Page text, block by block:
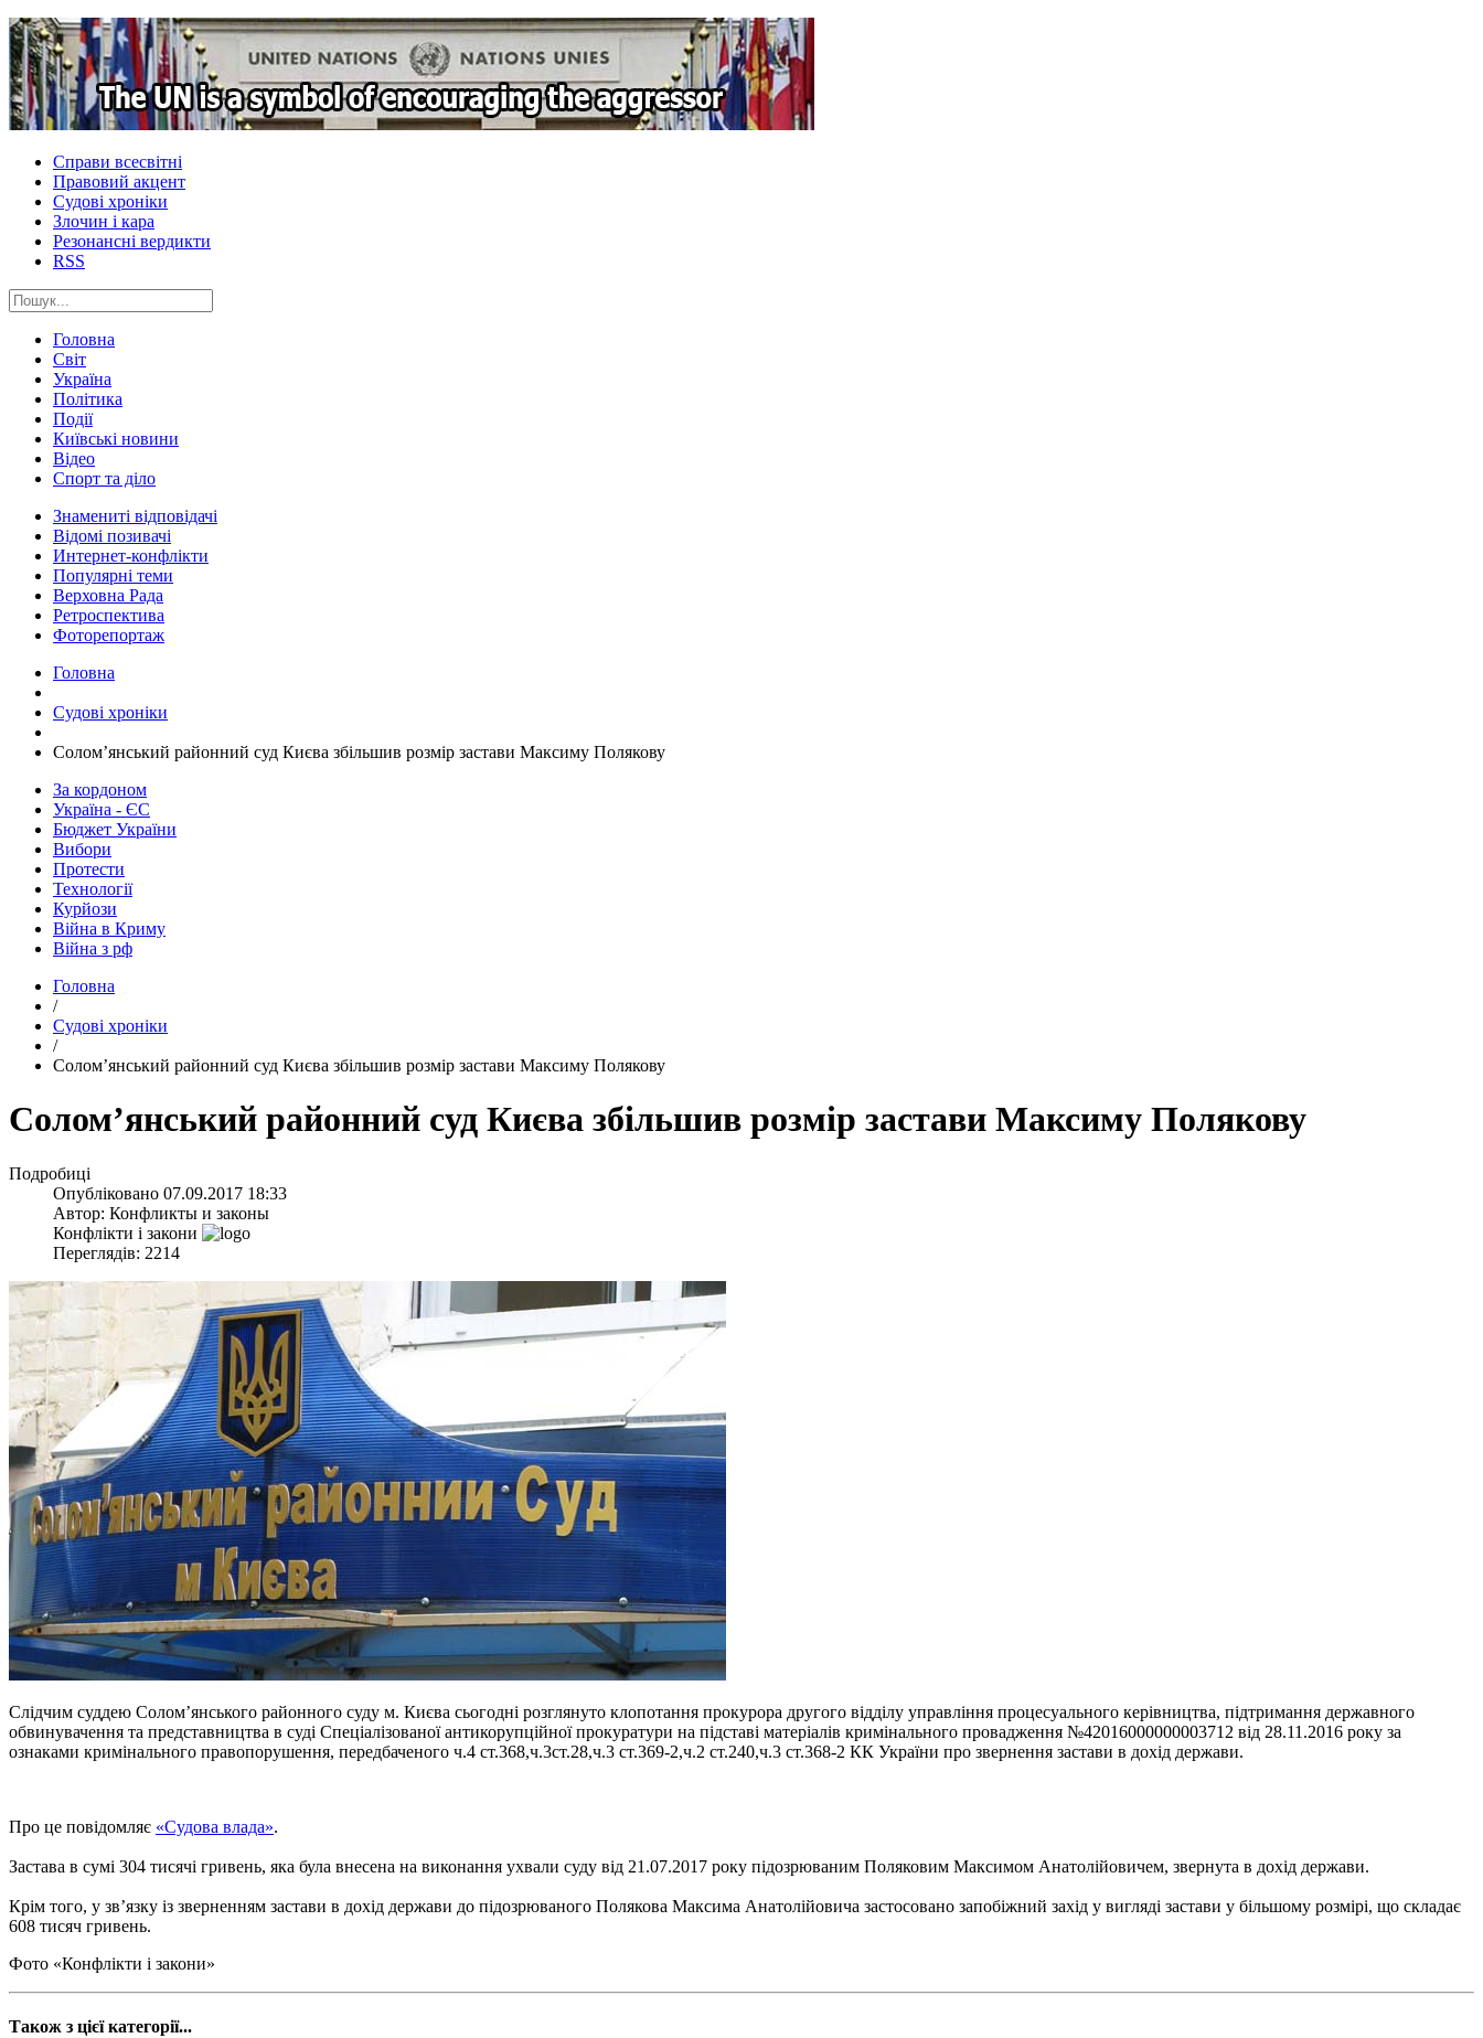
Справи всесвітні
Правовий акцент
Судові хроніки
Злочин і кара
Резонансні вердикти
RSS
Головна
Світ
Україна
Політика
Події
Київські новини
Відео
Спорт та діло
Знамениті відповідачі
Відомі позивачі
Интернет-конфлікти
Популярні теми
Верховна Рада
Ретроспектива
Фоторепортаж
Головна
Судові хроніки
​Солом’янський районний суд Києва збільшив розмір застави Максиму Полякову
За кордоном
Україна - ЄС
Бюджет України
Вибори
Протести
Технології
Курйози
Війна в Криму
Війна з рф
Головна
/
Судові хроніки
/
​Солом’янський районний суд Києва збільшив розмір застави Максиму Полякову
​Солом’янський районний суд Києва збільшив розмір застави Максиму Полякову
Подробиці
Опубліковано 07.09.2017 18:33
Автор: Конфликты и законы
Конфлікти і закони
Переглядів: 2214
Слідчим суддею Солом’янського районного суду м. Києва сьогодні розглянуто клопотання прокурора другого відділу управління процесуального керівництва, підтримання державного
обвинувачення та представництва в суді Спеціалізованої антикорупційної прокуратури на підставі матеріалів кримінального провадження №42016000000003712 від 28.11.2016 року за
ознаками кримінального правопорушення, передбаченого ч.4 ст.368,ч.3ст.28,ч.3 ст.369-2,ч.2 ст.240,ч.3 ст.368-2 КК України про звернення застави в дохід держави.
Про це повідомляє «Судова влада».
Застава в сумі 304 тисячі гривень, яка була внесена на виконання ухвали суду від 21.07.2017 року підозрюваним Поляковим Максимом Анатолійовичем, звернута в дохід держави.
Крім того, у зв’язку із зверненням застави в дохід держави до підозрюваного Полякова Максима Анатолійовича застосовано запобіжний захід у вигляді застави у більшому розмірі, що складає
608 тисяч гривень.
Фото «Конфлікти і закони»
Також з цієї категорії...